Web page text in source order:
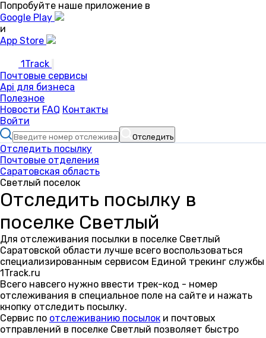
Попробуйте наше приложение в
Google Play
и
App Store
1Track
Почтовые сервисы
Api для бизнеса
Полезное
Новости FAQ Контакты
Войти
Отследить
Отследить посылку
Почтовые отделения
Саратовская область
Светлый поселок
Отследить посылку в
поселке Светлый
Для отслеживания посылки в поселке Светлый
Саратовской области лучше всего воспользоваться
специализированным сервисом Единой трекинг службы
1Track.ru
Всего навсего нужно ввести трек-код - номер
отслеживания в специальное поле на сайте и нажать
кнопку отследить посылку.
Сервис по отслеживанию посылок и почтовых
отправлений в поселке Светлый позволяет быстро